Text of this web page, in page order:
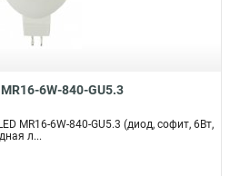
6W-840-GU5.3
MR16-6W-840-GU5.3 (диод, софит, 6Вт,
л...